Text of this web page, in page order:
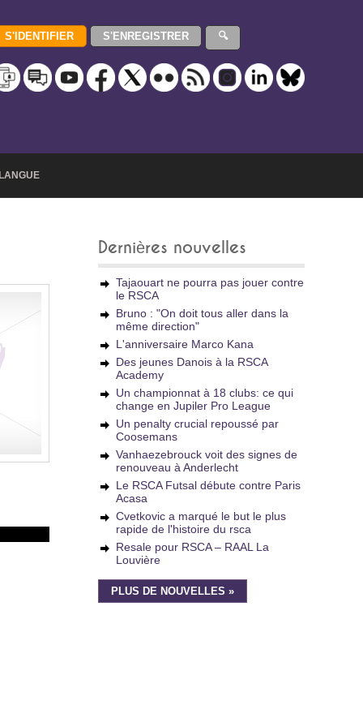
LANGUE
Dernières nouvelles
Tajaouart ne pourra pas jouer contre
le RSCA
Bruno : "On doit tous aller dans la
même direction"
L'anniversaire Marco Kana
Des jeunes Danois à la RSCA
Academy
Un championnat à 18 clubs: ce qui
change en Jupiler Pro League
Un penalty crucial repoussé par
Coosemans
Vanhaezebrouck voit des signes de
renouveau à Anderlecht
Le RSCA Futsal débute contre Paris
Acasa
Cvetkovic a marqué le but le plus
rapide de l'histoire du rsca
Resale pour RSCA – RAAL La
Louvière
PLUS DE NOUVELLES »